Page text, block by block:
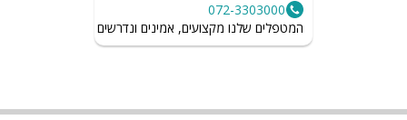
072-3303000
המטפלים שלנו מקצועים, אמינים ונדרשים לשמור על רמת